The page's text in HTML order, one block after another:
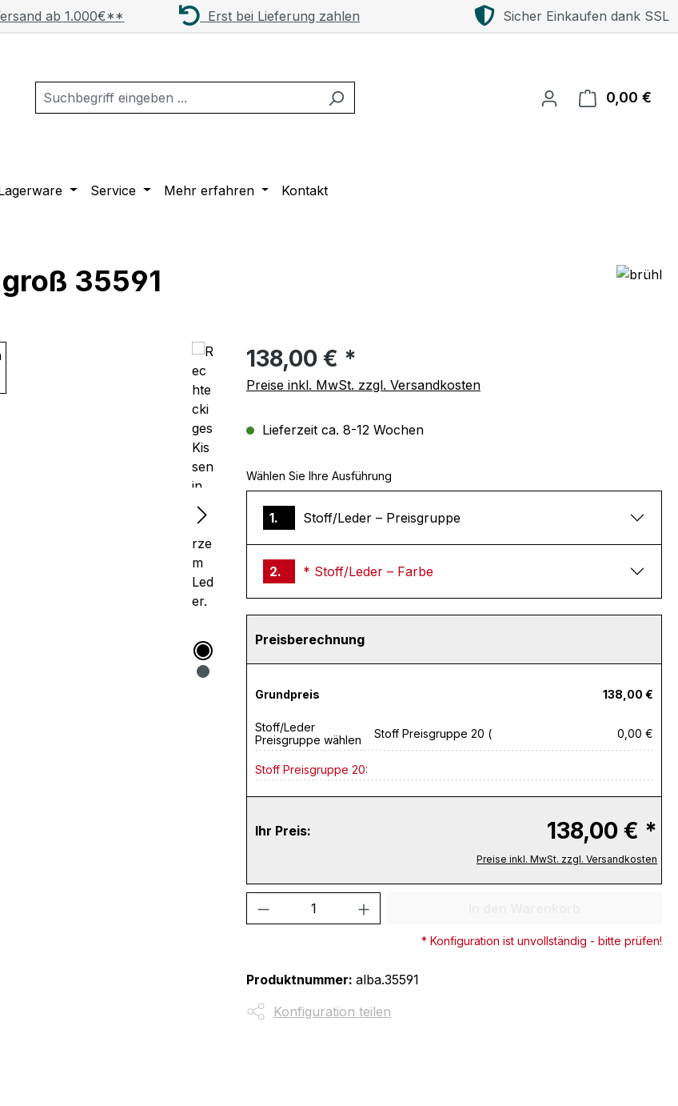
ab 1.000€** Erst bei Lieferung zahlen Sicher Einkaufen dank SSL
0,00 €
Service Mehr erfahren Kontakt
35591
Regulärer Preis:
138,00 € *
Preise inkl. MwSt. zzgl. Versandkosten
Lieferzeit ca. 8-12 Wochen
Wählen Sie Ihre Ausführung
1. Stoff/Leder – Preisgruppe
2. * Stoff/Leder – Farbe
Preisberechnung
Grundpreis 138,00 €
Stoff/Leder
Preisgruppe wählen
Stoff Preisgruppe 20 ( 0,00 €
Stoff Preisgruppe 20:
Ihr Preis: 138,00 € *
Preise inkl. MwSt. zzgl. Versandkosten
Produkt Anzahl: Gib den gewünschten Wert
* Konfiguration ist unvollständig - bitte prüfen!
Produktnummer: alba.35591
Konfiguration teilen